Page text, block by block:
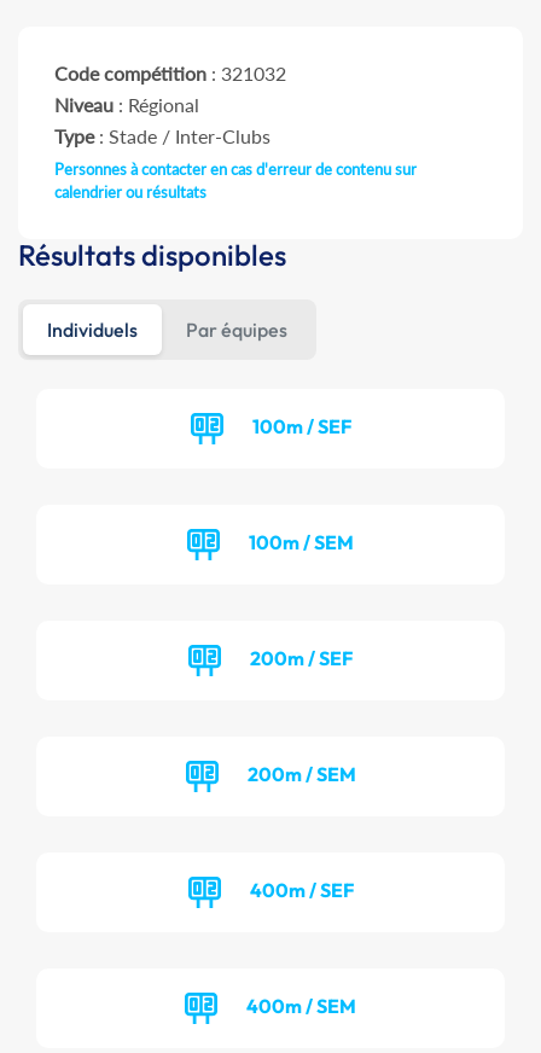
Code compétition : 321032
Niveau : Régional
Type: Stade / Inter-Clubs
Personnes à contacter en cas d'erreur de contenu sur
calendrier ou résultats
Résultats disponibles
Individuels Par équipes
100m / SEF
100m / SEM
200m / SEF
200m / SEM
400m / SEF
400m / SEM